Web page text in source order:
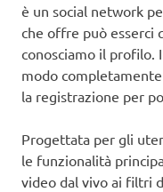
è un social network
che offre può esserci
conosciamo il
modo
la registrazione per
Progettata per gli
le funzionalità
video dal vivo ai filtri